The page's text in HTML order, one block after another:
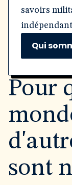
savoirs
Qui
Pour
sont